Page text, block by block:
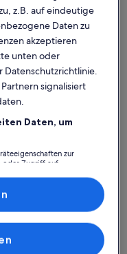
App?
immer
WLAN!
z.B. auf eindeutige
Daten zu
akzeptieren
unten oder
Datenschutzrichtlinie.
signalisiert
Daten, um
zur
oder Zugriff auf
Performance von Inhalten,
Verbesserung von